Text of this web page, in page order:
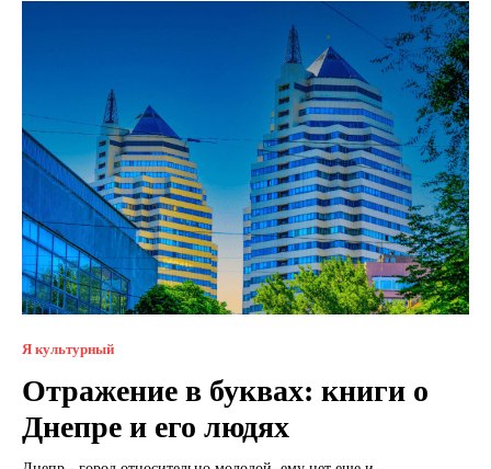
Я культурный
Отражение в буквах: книги о
Днепре и его людях